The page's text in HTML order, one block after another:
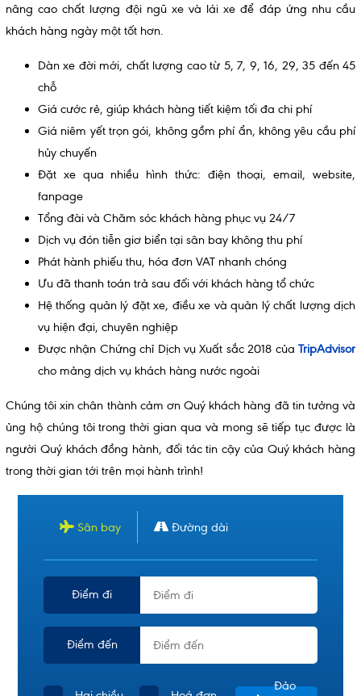
nâng cao chất lượng đội ngũ xe và lái xe để đáp ứng nhu cầu
khách hàng ngày một tốt hơn.
Dàn xe đời mới, chất lượng cao từ 5, 7, 9, 16, 29, 35 đến 45
chỗ
Giá cước rẻ, giúp khách hàng tiết kiệm tối đa chi phí
Giá niêm yết trọn gói, không gồm phí ẩn, không yêu cầu phí
hủy chuyến
Đặt xe qua nhiều hình thức: điện thoại, email, website,
fanpage
Tổng đài và Chăm sóc khách hàng phục vụ 24/7
Dịch vụ đón tiễn giơ biển tại sân bay không thu phí
Phát hành phiếu thu, hóa đơn VAT nhanh chóng
Ưu đã thanh toán trả sau đối với khách hàng tổ chức
Hệ thống quản lý đặt xe, điều xe và quản lý chất lượng dịch
vụ hiện đại, chuyên nghiệp
Được nhận Chứng chỉ Dịch vụ Xuất sắc 2018 của TripAdvisor
cho mảng dịch vụ khách hàng nước ngoài
Chúng tôi xin chân thành cảm ơn Quý khách hàng đã tin tưởng và
ủng hộ chúng tôi trong thời gian qua và mong sẽ tiếp tục được là
người Quý khách đồng hành, đối tác tin cậy của Quý khách hàng
trong thời gian tới trên mọi hành trình!
Sân bay Đường dài
Điểm đi
Điểm đến
Đảo